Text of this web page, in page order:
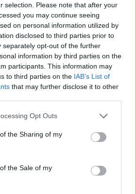
selection. Please note that after your
you may continue seeing
on personal information utilized by
disclosed to third parties prior to
separately opt-out of the further
information by third parties on the
participants. This information may
to third parties on the IAB’s List of
that may further disclose it to other
app uses one or more Google
or usage behaviour. You may click to
to Google and its third-party tags to
specified purposes in below Google
Opt Outs
the Sharing of my
the Sale of my
Ειδήσειςγια την Παιδεία και την
ΕΜΒΟΛΙΑΣΜΟΣ ΕΚΠΑΙΔΕΥΤΙΚΩΝ